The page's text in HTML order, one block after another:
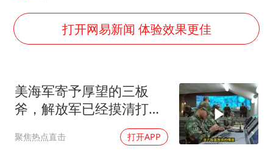
中巨芯：上半年归母净利润1405.77万元
美股存储板块集体大跌
百花奖开幕式
东航：国内客票提前14天免费退改
打开网易新闻 体验效果更佳
美海军寄予厚望的三板
斧，解放军已经摸清打
法，海空一体联手接下
聚焦热点直击 打开APP